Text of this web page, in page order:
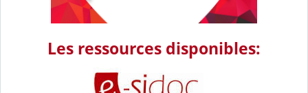
Les ressources disponibles: